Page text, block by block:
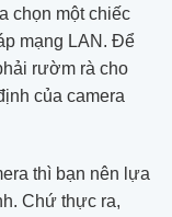
chọn một chiếc
mạng LAN. Để
rườm rà cho
của camera
thì bạn nên lựa
Chứ thực ra,